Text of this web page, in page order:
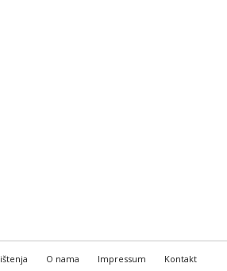
O nama Impressum Kontakt